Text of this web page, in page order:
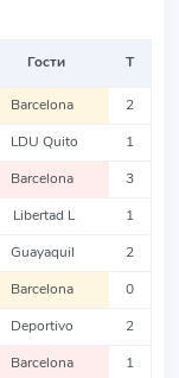
Гости Т
Barcelona 2
LDU Quito 1
Barcelona 3
Libertad L 1
Guayaquil 2
Barcelona 0
Deportivo 2
Barcelona 1